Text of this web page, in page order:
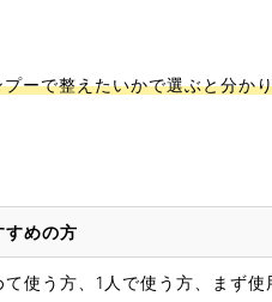
ーで整えたいかで選ぶと分か
すめの方
て使う方、1人で使う方、まず使